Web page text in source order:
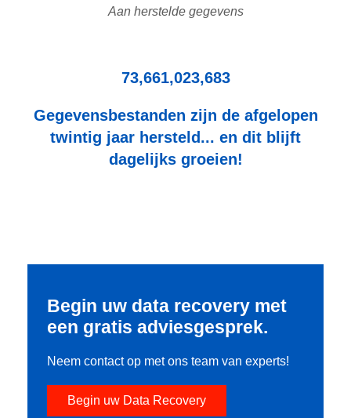
Aan herstelde gegevens
73,661,023,683
Gegevensbestanden zijn de afgelopen
twintig jaar hersteld... en dit blijft
dagelijks groeien!
Begin uw data recovery met
een gratis adviesgesprek.
Neem contact op met ons team van experts!
Begin uw Data Recovery